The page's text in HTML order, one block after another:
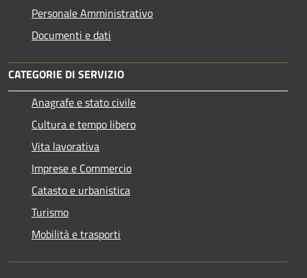
Personale Amministrativo
Documenti e dati
CATEGORIE DI SERVIZIO
Anagrafe e stato civile
Cultura e tempo libero
Vita lavorativa
Imprese e Commercio
Catasto e urbanistica
Turismo
Mobilità e trasporti